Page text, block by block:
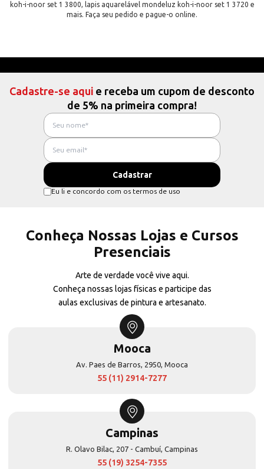
koh-i-noor set 1 3800, lapis aquarelável mondeluz koh-i-noor set 1 3720 e
mais. Faça seu pedido e pague-o online.
Cadastre-se aqui e receba um cupom de desconto
de 5% na primeira compra!
Eu li e concordo com os termos de uso
Conheça Nossas Lojas e Cursos
Presenciais
Arte de verdade você vive aqui.
Conheça nossas lojas físicas e participe das
aulas exclusivas de pintura e artesanato.
Mooca
Av. Paes de Barros, 2950, Mooca
55 (11) 2914-7277
Campinas
R. Olavo Bilac, 207 - Cambuí, Campinas
55 (19) 3254-7355